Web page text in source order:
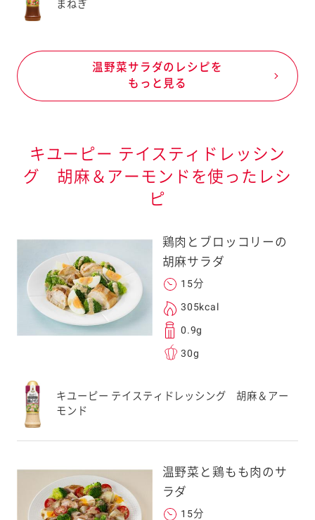
まねぎ
温野菜サラダのレシピを
もっと見る
キユーピー テイスティドレッシン
グ 胡麻＆アーモンドを使ったレシ
ピ
鶏肉とブロッコリーの
胡麻サラダ
15分
305kcal
0.9g
30g
キユーピー テイスティドレッシング 胡麻＆アー
モンド
温野菜と鶏もも肉のサ
ラダ
15分